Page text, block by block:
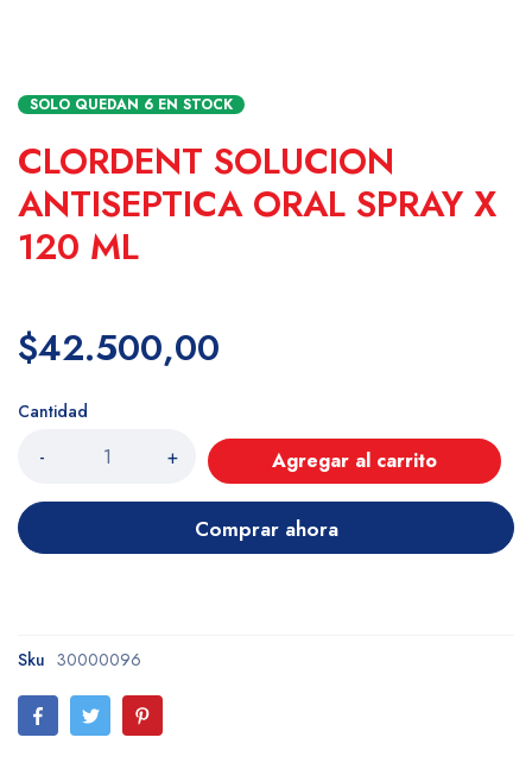
SOLO QUEDAN 6 EN STOCK
CLORDENT SOLUCION
ANTISEPTICA ORAL SPRAY X
120 ML
$42.500,00
Cantidad
- + Agregar al carrito
Comprar ahora
Sku 30000096